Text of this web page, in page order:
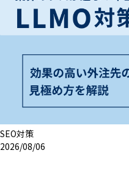
SEO対策
2026/08/06